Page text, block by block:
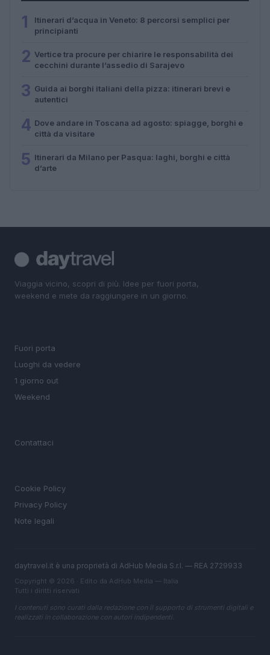
1
Itinerari d’acqua in Veneto: 8 percorsi semplici per
principianti
2 Vertice tra procure per chiarire le responsabilità dei
cecchini durante l’assedio di Sarajevo
3 Guida ai borghi italiani della pizza: itinerari brevi e
autentici
4 Dove andare in Toscana ad agosto: spiagge, borghi e
città da visitare
5 Itinerari da Milano per Pasqua: laghi, borghi e città
d’arte
Viaggia vicino, scopri di più. Idee per fuori porta,
weekend e mete da raggiungere in un giorno.
Fuori porta
Luoghi da vedere
1 giorno out
Weekend
Contattaci
Cookie Policy
Privacy Policy
Note legali
daytravel.it è una proprietà di AdHub Media S.r.l. — REA 2729933
Copyright © 2026 · Edito da AdHub Media — Italia
Tutti i diritti riservati
I contenuti sono curati dalla redazione con il supporto di strumenti digitali e
realizzati in collaborazione con autori indipendenti.